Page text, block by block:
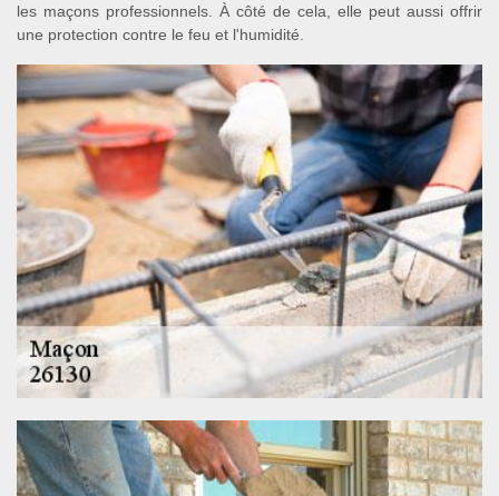
les maçons professionnels. À côté de cela, elle peut aussi offrir
une protection contre le feu et l'humidité.